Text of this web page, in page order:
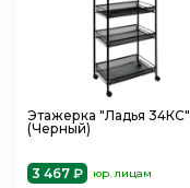
Этажерка "Ладья 34КС"
(Черный)
3 467 ₽ юр. лицам